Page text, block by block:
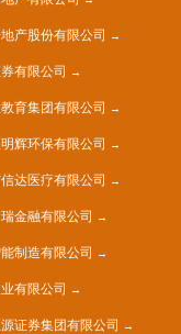
产股份有限公司
有限公司
育集团有限公司
辉环保有限公司
达医疗有限公司
金融有限公司
制造有限公司
有限公司
证券集团有限公司